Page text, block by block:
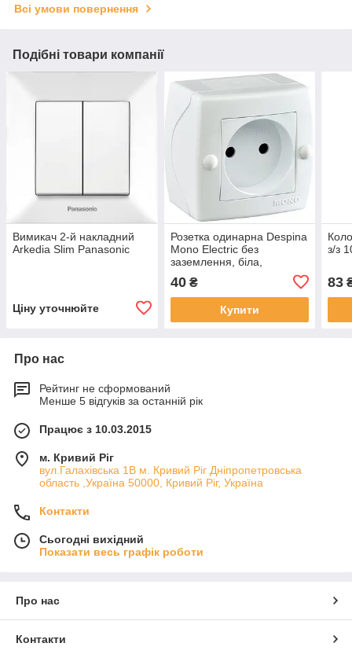
Всі умови повернення
Подібні товари компанії
Вимикач 2-й накладний
Arkedia Slim Panasonic
Ціну уточнюйте
Розетка одинарна Despina
Mono Electric без
заземлення, біла,
40₴
Купити
з/з
83
Про нас
Рейтинг не сформований
Менше 5 відгуків за останній рік
Працює з 10.03.2015
м. Кривий Ріг
вул.Галахівська 1В м. Кривий Ріг Дніпропетровська
область ,Україна 50000, Кривий Ріг, Україна
Контакти
Сьогодні вихідний
Показати весь графік роботи
Про нас
Контакти